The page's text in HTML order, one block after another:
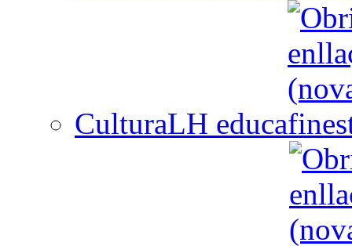
CulturaLH educa